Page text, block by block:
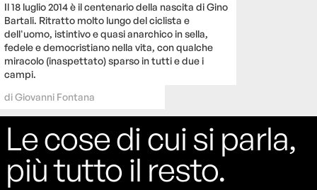
Il 18 luglio 2014 è il centenario della nascita di Gino
Bartali. Ritratto molto lungo del ciclista e
dell'uomo, istintivo e quasi anarchico in sella,
fedele e democristiano nella vita, con qualche
miracolo (inaspettato) sparso in tutti e due i
campi.
diGiovanni Fontana
Le cose di cui si parla,
più tutto il resto.